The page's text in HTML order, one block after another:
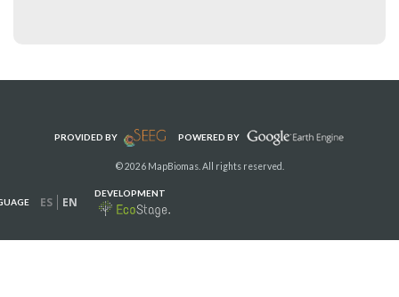
PROVIDED BY POWERED BY
© 2026 MapBiomas. All rights reserved.
ES EN
DEVELOPMENT